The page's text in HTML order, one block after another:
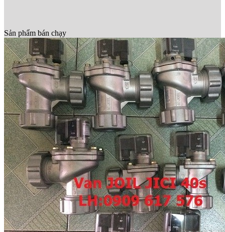
Sản phẩm bán chạy